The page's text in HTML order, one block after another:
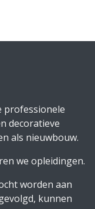
professionele
decoratieve
als nieuwbouw.
we opleidingen.
worden aan
kunnen